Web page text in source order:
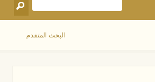
البحث المتقدم